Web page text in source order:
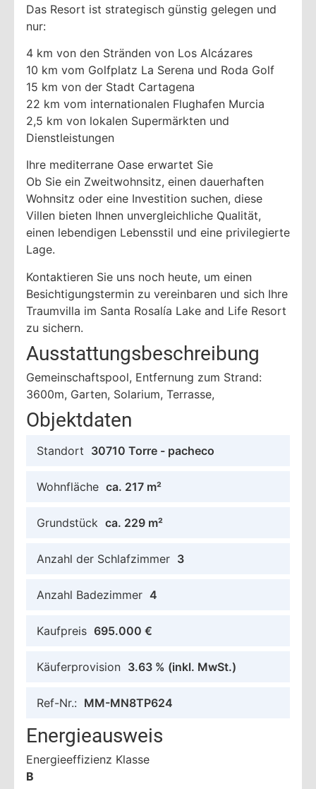
Das Resort ist strategisch günstig gelegen und
nur:
4 km von den Stränden von Los Alcázares
10 km vom Golfplatz La Serena und Roda Golf
15 km von der Stadt Cartagena
22 km vom internationalen Flughafen Murcia
2,5 km von lokalen Supermärkten und
Dienstleistungen
Ihre mediterrane Oase erwartet Sie
Ob Sie ein Zweitwohnsitz, einen dauerhaften
Wohnsitz oder eine Investition suchen, diese
Villen bieten Ihnen unvergleichliche Qualität,
einen lebendigen Lebensstil und eine privilegierte
Lage.
Kontaktieren Sie uns noch heute, um einen
Besichtigungstermin zu vereinbaren und sich Ihre
Traumvilla im Santa Rosalía Lake and Life Resort
zu sichern.
Ausstattungsbeschreibung
Gemeinschaftspool, Entfernung zum Strand:
3600m, Garten, Solarium, Terrasse,
Objektdaten
Standort 30710 Torre - pacheco
Wohnfläche ca. 217 m²
Grundstück ca. 229 m²
Anzahl der Schlafzimmer 3
Anzahl Badezimmer 4
Kaufpreis 695.000 €
Käuferprovision 3.63 % (inkl. MwSt.)
Ref-Nr.: MM-MN8TP624
Energieausweis
Energieeffizienz Klasse
B